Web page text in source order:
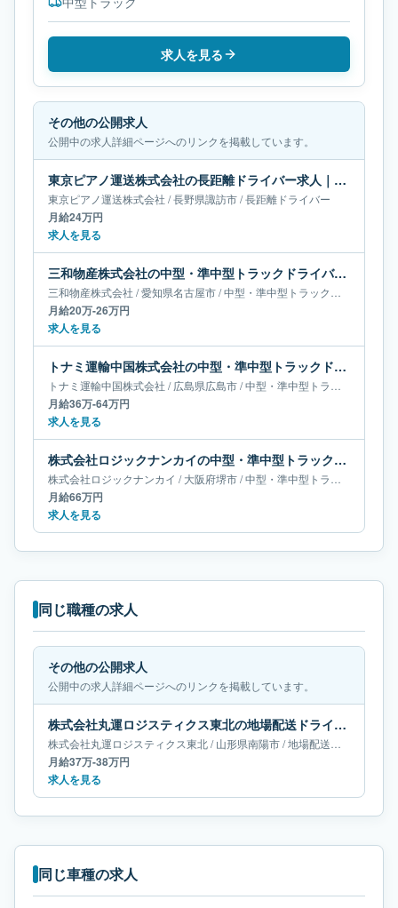
求人を見る
その他の公開求人
公開中の求人詳細ページへのリンクを掲載しています。
東京ピアノ運送株式会社の長距離ドライバー求人｜長野県諏訪市｜月給24万円
東京ピアノ運送株式会社 /長野県諏訪市/長距離ドライバー
月給24万円
求人を見る
三和物産株式会社の中型・準中型トラックドライバー求人｜愛知県名古屋市｜月給20万-26万円
三和物産株式会社 /愛知県名古屋市/中型・準中型トラックドライバー
月給20万-26万円
求人を見る
トナミ運輸中国株式会社の中型・準中型トラックドライバー求人｜広島県広島市｜月給36万-64万円
トナミ運輸中国株式会社 /広島県広島市/中型・準中型トラックドライバー
月給36万-64万円
求人を見る
株式会社ロジックナンカイの中型・準中型トラックドライバー求人｜大阪府堺市｜月給66万円
株式会社ロジックナンカイ /大阪府堺市/中型・準中型トラックドライバー
月給66万円
求人を見る
同じ職種の求人
その他の公開求人
公開中の求人詳細ページへのリンクを掲載しています。
株式会社丸運ロジスティクス東北の地場配送ドライバー求人｜山形県南陽市｜月給37万-38万円
株式会社丸運ロジスティクス東北/山形県南陽市/地場配送ドライバー
月給37万-38万円
求人を見る
同じ車種の求人